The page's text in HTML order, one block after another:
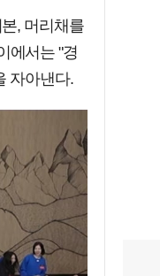
, 머리채를
에서는 "경
자아낸다.